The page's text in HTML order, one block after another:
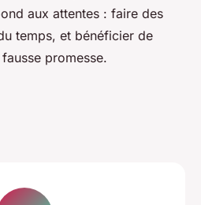
aux attentes : faire des
temps, et bénéficier de
promesse.